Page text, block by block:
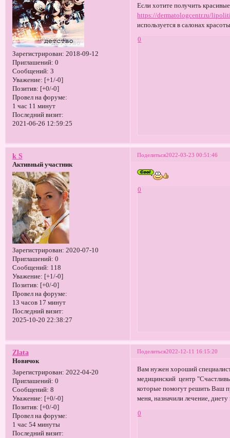
Зарегистрирован: 2018-09-12
Приглашений: 0
Сообщений: 3
Уважение: [+1/-0]
Позитив: [+0/-0]
Провел на форуме:
1 час 11 минут
Последний визит:
2021-06-26 12:59:25
Если хотите получить
https://dermatologcentr.ru/
используется в салонах
0
Поделиться2022-03-23 00:51:46
k S
Активный участник
Зарегистрирован: 2020-07-10
Приглашений: 0
Сообщений: 118
Уважение: [+1/-0]
Позитив: [+0/-0]
Провел на форуме:
13 часов 17 минут
Последний визит:
2025-10-20 22:38:27
0
Поделиться2022-12-11 16:15:20
Zlata
Новичок
Зарегистрирован: 2022-04-20
Приглашений: 0
Сообщений: 8
Уважение: [+0/-0]
Позитив: [+0/-0]
Провел на форуме:
1 час 54 минуты
Последний визит:
Вам нужен хороший
медицинский центр
которые помогут решить Ваш
меня, назначили лечение,
0